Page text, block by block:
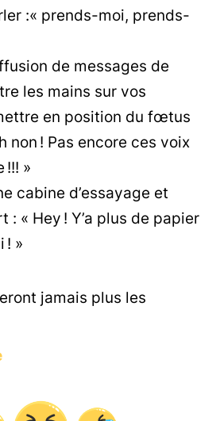
:« prends-moi, prends-
de messages de
les mains sur vos
en position du fœtus
non ! Pas encore ces voix
!!! »
cabine d’essayage et
: « Hey ! Y’a plus de papier
! »
jamais plus les